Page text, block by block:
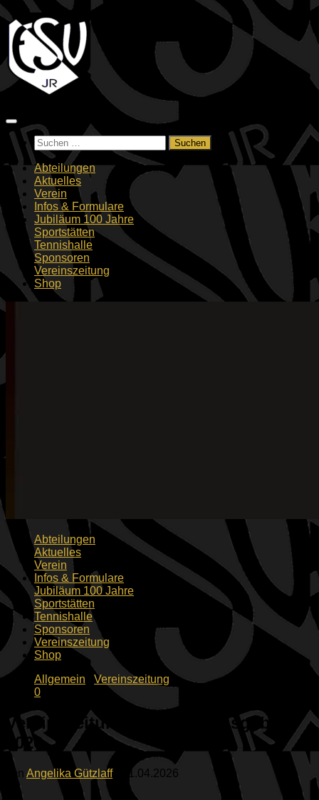
Zum
Inhalt
springen
Suchen
nach:
Abteilungen
Aktuelles
Verein
Infos & Formulare
Jubiläum 100 Jahre
Sportstätten
Tennishalle
Sponsoren
Vereinszeitung
Shop
Abteilungen
Aktuelles
Verein
Infos & Formulare
Jubiläum 100 Jahre
Sportstätten
Tennishalle
Sponsoren
Vereinszeitung
Shop
Allgemein
Vereinszeitung
0
Vereinszeitung Frühjahrsausgabe
2026
von Angelika Gützlaff 01.04.2026